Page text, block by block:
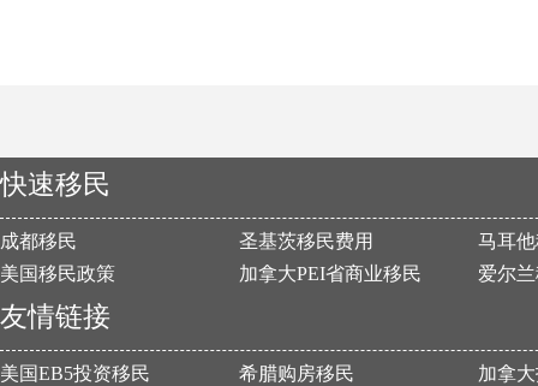
快速移民
成都移民 圣基茨移民费用
马耳
美国移民政策
加拿大PEI省商业移民 爱尔
友情链接
美国EB5投资移民 希腊购房移民 加拿